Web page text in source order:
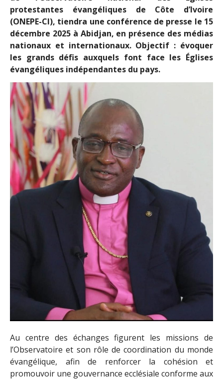
protestantes évangéliques de Côte d’Ivoire
(ONEPE-CI), tiendra une conférence de presse le 15
décembre 2025 à Abidjan, en présence des médias
nationaux et internationaux. Objectif : évoquer
les grands défis auxquels font face les Églises
évangéliques indépendantes du pays.
Au centre des échanges figurent les missions de
l’Observatoire et son rôle de coordination du monde
évangélique, afin de renforcer la cohésion et
promouvoir une gouvernance ecclésiale conforme aux